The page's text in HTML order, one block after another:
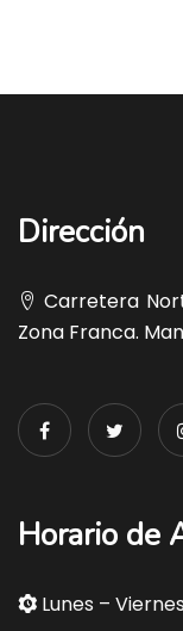
Dirección
Carretera
Zona Franca.
Horario de
Lunes – Viernes